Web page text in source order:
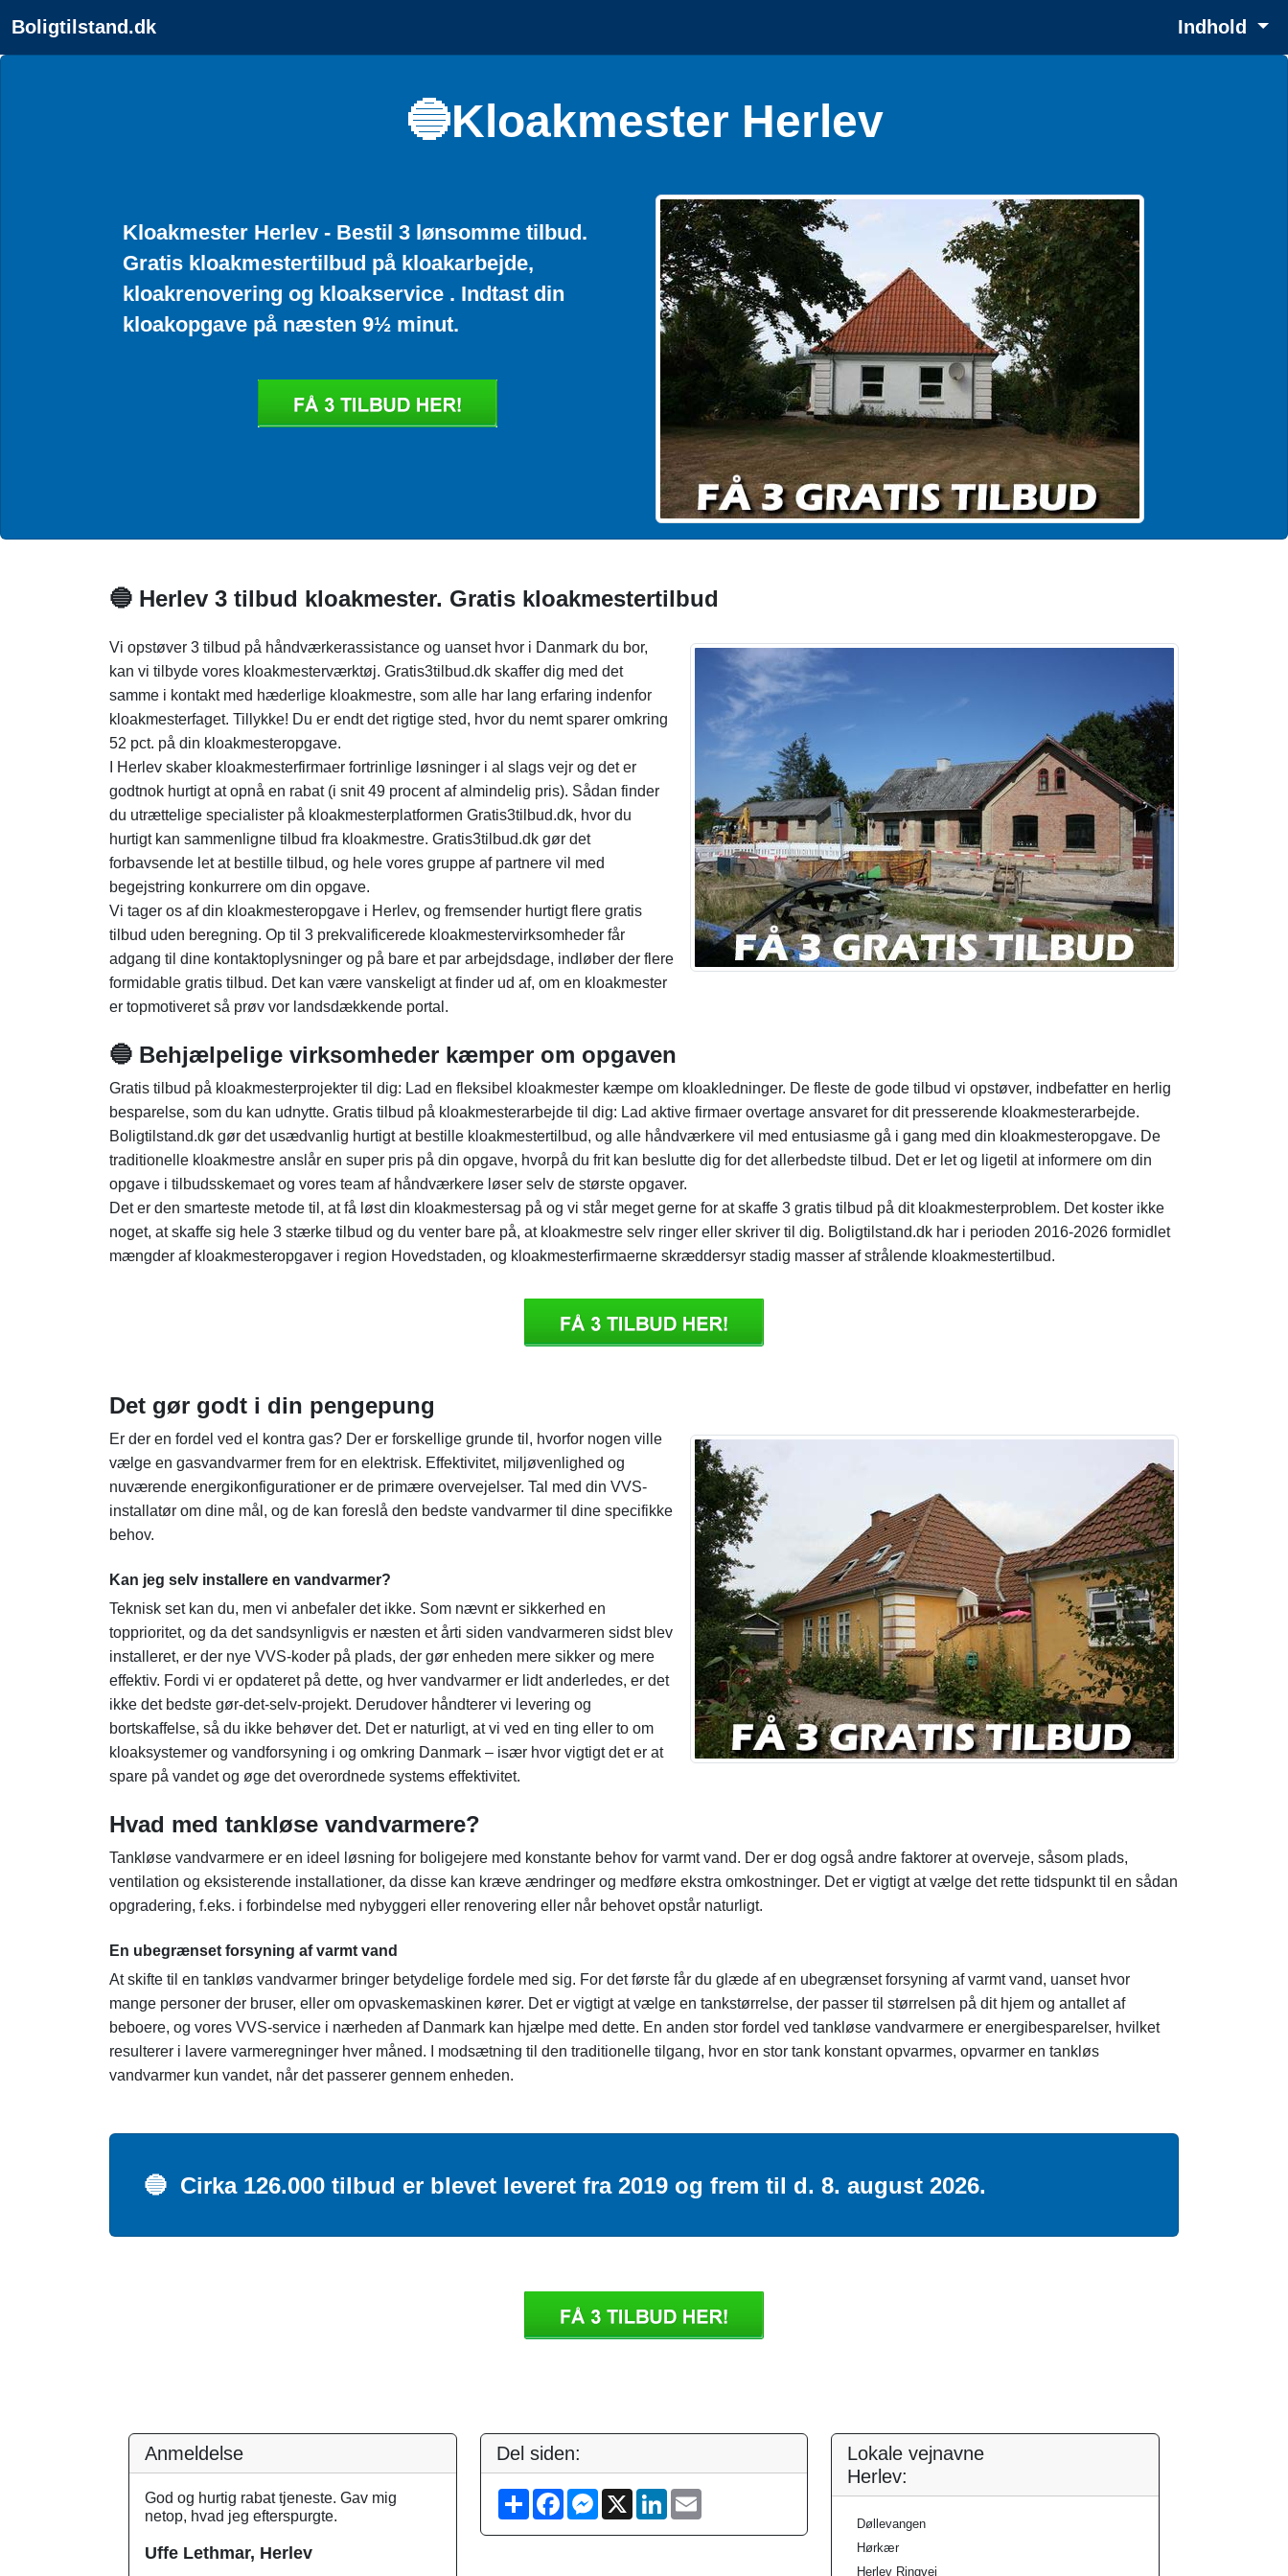
Boligtilstand.dk Indhold
🔵Kloakmester Herlev
Kloakmester Herlev - Bestil 3 lønsomme tilbud.
Gratis kloakmestertilbud på kloakarbejde,
kloakrenovering og kloakservice . Indtast din
kloakopgave på næsten 9½ minut.
🔵 Herlev 3 tilbud kloakmester. Gratis kloakmestertilbud
Vi opstøver 3 tilbud på håndværkerassistance og uanset hvor i Danmark du bor,
kan vi tilbyde vores kloakmesterværktøj. Gratis3tilbud.dk skaffer dig med det
samme i kontakt med hæderlige kloakmestre, som alle har lang erfaring indenfor
kloakmesterfaget. Tillykke! Du er endt det rigtige sted, hvor du nemt sparer omkring
52 pct. på din kloakmesteropgave.
I Herlev skaber kloakmesterfirmaer fortrinlige løsninger i al slags vejr og det er
godtnok hurtigt at opnå en rabat (i snit 49 procent af almindelig pris). Sådan finder
du utrættelige specialister på kloakmesterplatformen Gratis3tilbud.dk, hvor du
hurtigt kan sammenligne tilbud fra kloakmestre. Gratis3tilbud.dk gør det
forbavsende let at bestille tilbud, og hele vores gruppe af partnere vil med
begejstring konkurrere om din opgave.
Vi tager os af din kloakmesteropgave i Herlev, og fremsender hurtigt flere gratis
tilbud uden beregning. Op til 3 prekvalificerede kloakmestervirksomheder får
adgang til dine kontaktoplysninger og på bare et par arbejdsdage, indløber der flere
formidable gratis tilbud. Det kan være vanskeligt at finder ud af, om en kloakmester
er topmotiveret så prøv vor landsdækkende portal.
🔵 Behjælpelige virksomheder kæmper om opgaven
Gratis tilbud på kloakmesterprojekter til dig: Lad en fleksibel kloakmester kæmpe om kloakledninger. De fleste de gode tilbud vi opstøver, indbefatter en herlig
besparelse, som du kan udnytte. Gratis tilbud på kloakmesterarbejde til dig: Lad aktive firmaer overtage ansvaret for dit presserende kloakmesterarbejde.
Boligtilstand.dk gør det usædvanlig hurtigt at bestille kloakmestertilbud, og alle håndværkere vil med entusiasme gå i gang med din kloakmesteropgave. De
traditionelle kloakmestre anslår en super pris på din opgave, hvorpå du frit kan beslutte dig for det allerbedste tilbud. Det er let og ligetil at informere om din
opgave i tilbudsskemaet og vores team af håndværkere løser selv de største opgaver.
Det er den smarteste metode til, at få løst din kloakmestersag på og vi står meget gerne for at skaffe 3 gratis tilbud på dit kloakmesterproblem. Det koster ikke
noget, at skaffe sig hele 3 stærke tilbud og du venter bare på, at kloakmestre selv ringer eller skriver til dig. Boligtilstand.dk har i perioden 2016-2026 formidlet
mængder af kloakmesteropgaver i region Hovedstaden, og kloakmesterfirmaerne skræddersyr stadig masser af strålende kloakmestertilbud.
Det gør godt i din pengepung
Er der en fordel ved el kontra gas? Der er forskellige grunde til, hvorfor nogen ville
vælge en gasvandvarmer frem for en elektrisk. Effektivitet, miljøvenlighed og
nuværende energikonfigurationer er de primære overvejelser. Tal med din VVS-
installatør om dine mål, og de kan foreslå den bedste vandvarmer til dine specifikke
behov.
Kan jeg selv installere en vandvarmer?
Teknisk set kan du, men vi anbefaler det ikke. Som nævnt er sikkerhed en
topprioritet, og da det sandsynligvis er næsten et årti siden vandvarmeren sidst blev
installeret, er der nye VVS-koder på plads, der gør enheden mere sikker og mere
effektiv. Fordi vi er opdateret på dette, og hver vandvarmer er lidt anderledes, er det
ikke det bedste gør-det-selv-projekt. Derudover håndterer vi levering og
bortskaffelse, så du ikke behøver det. Det er naturligt, at vi ved en ting eller to om
kloaksystemer og vandforsyning i og omkring Danmark – især hvor vigtigt det er at
spare på vandet og øge det overordnede systems effektivitet.
Hvad med tankløse vandvarmere?
Tankløse vandvarmere er en ideel løsning for boligejere med konstante behov for varmt vand. Der er dog også andre faktorer at overveje, såsom plads,
ventilation og eksisterende installationer, da disse kan kræve ændringer og medføre ekstra omkostninger. Det er vigtigt at vælge det rette tidspunkt til en sådan
opgradering, f.eks. i forbindelse med nybyggeri eller renovering eller når behovet opstår naturligt.
En ubegrænset forsyning af varmt vand
At skifte til en tankløs vandvarmer bringer betydelige fordele med sig. For det første får du glæde af en ubegrænset forsyning af varmt vand, uanset hvor
mange personer der bruser, eller om opvaskemaskinen kører. Det er vigtigt at vælge en tankstørrelse, der passer til størrelsen på dit hjem og antallet af
beboere, og vores VVS-service i nærheden af Danmark kan hjælpe med dette. En anden stor fordel ved tankløse vandvarmere er energibesparelser, hvilket
resulterer i lavere varmeregninger hver måned. I modsætning til den traditionelle tilgang, hvor en stor tank konstant opvarmes, opvarmer en tankløs
vandvarmer kun vandet, når det passerer gennem enheden.
🔵 Cirka 126.000 tilbud er blevet leveret fra 2019 og frem til d. 8. august 2026.
Anmeldelse
God og hurtig rabat tjeneste. Gav mig
netop, hvad jeg efterspurgte.
Uffe Lethmar, Herlev
Del siden:
S
h
F
M
X
L
E
Lokale vejnavne
Herlev:
Døllevangen
Hørkær
Herlev Ringvej